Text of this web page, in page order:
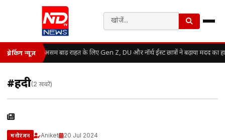
ब्रेकिंग न्यूज़ असम बाढ़ राहत के लिए Gen Z, DU और नॉर्थ ईस्ट छात्रों ने बढ़ाया मदद का
#हिंदी(2 खबरें)
मनोरंजन Aniket 20 Jul 2024